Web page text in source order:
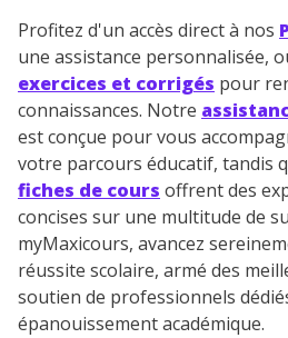
Profitez d'un accès direct à nos
une assistance personnalisée,
exercices et corrigés pour
connaissances. Notre
est conçue pour vous
votre parcours éducatif, tandis
fiches de cours offrent des
concises sur une multitude de
myMaxicours, avancez
réussite scolaire, armé des
soutien de professionnels
épanouissement académique.